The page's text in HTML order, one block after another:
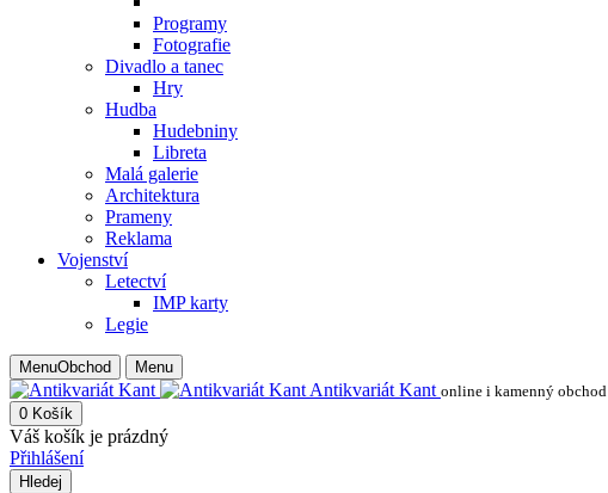
Programy
Fotografie
Divadlo a tanec
Hry
Hudba
Hudebniny
Libreta
Malá galerie
Architektura
Prameny
Reklama
Vojenství
Letectví
IMP karty
Legie
MenuObchod Menu
Antikvariát Kant online i kamenný obchod
0 Košík
Váš košík je prázdný
Přihlášení
Hledej